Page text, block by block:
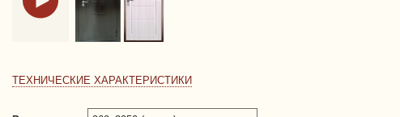
ТЕХНИЧЕСКИЕ ХАРАКТЕРИСТИКИ